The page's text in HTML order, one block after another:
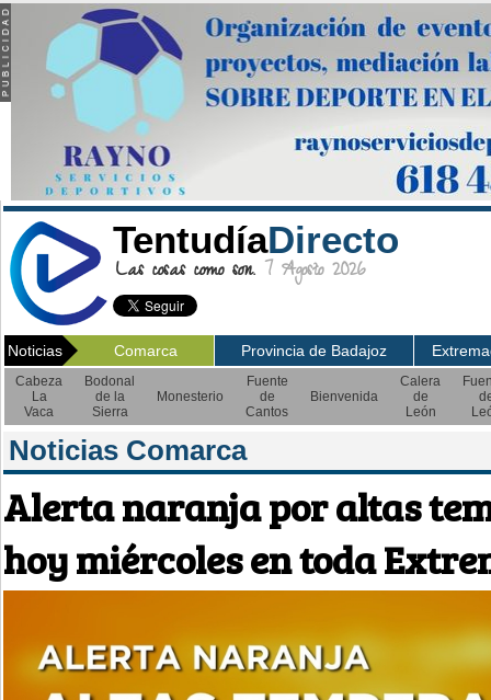
TentudíaDirecto
Las cosas como son. 7 Agosto 2026
Noticias Comarca Provincia de Badajoz
Cabeza
La
Vaca
Bodonal
de la
Sierra
Monesterio
Fuente
de
Cantos
Bienvenida
Calera
de
León
Noticias Comarca
Alerta naranja por altas
hoy miércoles en toda